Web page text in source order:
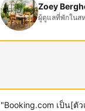
Zoey
ผู้ดูแลที่พักในส
"Booking.com เป็น[ตั